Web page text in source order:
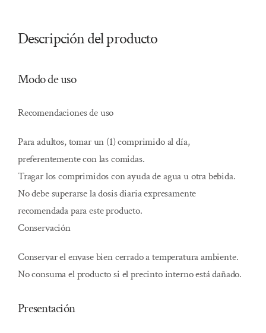
Descripción del producto
Modo de uso
Recomendaciones de uso
Para adultos, tomar un (1) comprimido al día,
preferentemente con las comidas.
Tragar los comprimidos con ayuda de agua u otra bebida.
No debe superarse la dosis diaria expresamente
recomendada para este producto.
Conservación
Conservar el envase bien cerrado a temperatura ambiente.
No consuma el producto si el precinto interno está dañado.
Presentación